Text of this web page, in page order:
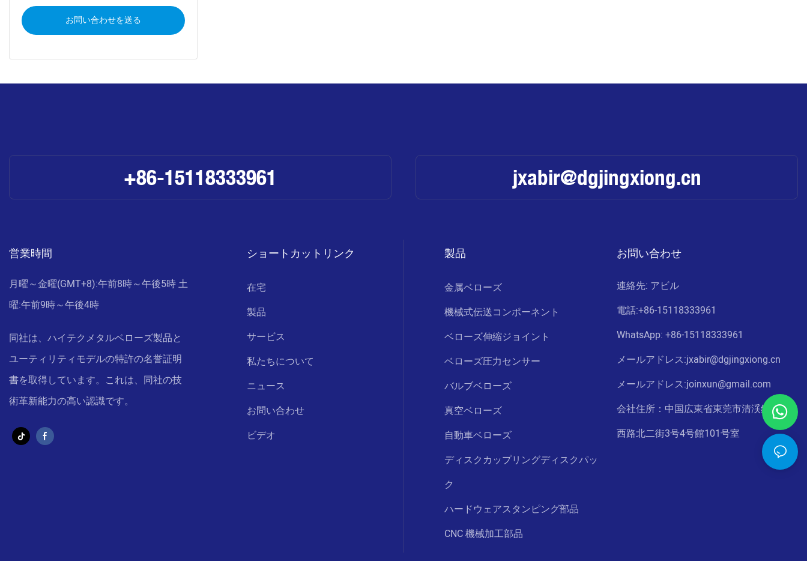
お問い合わせを送る
+86-15118333961 jxabir@dgjingxiong.cn
営業時間
月曜～金曜(GMT+8):午前8時～午後5時 土
曜:午前9時～午後4時
同社は、ハイテクメタルベローズ製品と
ユーティリティモデルの特許の名誉証明
書を取得しています。これは、同社の技
術革新能力の高い認識です。
ショートカットリンク
在宅
製品
サービス
私たちについて
ニュース
お問い合わせ
ビデオ
製品
金属ベローズ
機械式伝送コンポーネント
ベローズ伸縮ジョイント
ベローズ圧力センサー
バルブベローズ
真空ベローズ
自動車ベローズ
ディスクカップリングディスクパッ
ク
ハードウェアスタンピング部品
CNC 機械加工部品
お問い合わせ
連絡先: アビル
電話:+86-15118333961
WhatsApp: +86-15118333961
メールアドレス:jxabir@dgjingxiong.cn
メールアドレス:joinxun@gmail.com
会社住所：中国広東省東莞市清渓鎮湘莞
西路北二街3号4号館101号室